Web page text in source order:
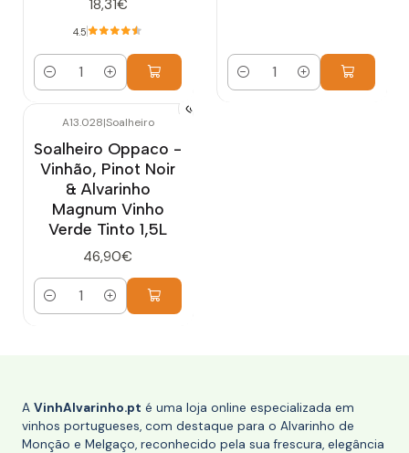
18,31€
4.5
Quantidade Quantidade
A13.028|Soalheiro
Soalheiro Oppaco -
Vinhão, Pinot Noir
& Alvarinho
Magnum Vinho
Verde Tinto 1,5L
46,90€
Quantidade
A VinhAlvarinho.pt é uma loja online especializada em
vinhos portugueses, com destaque para o Alvarinho de
Monção e Melgaço, reconhecido pela sua frescura, elegância